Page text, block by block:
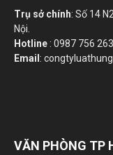
Trụ sở chính: Số 14
Nội.
Hotline : 0987 756
Email :
VĂN PHÒNG TP